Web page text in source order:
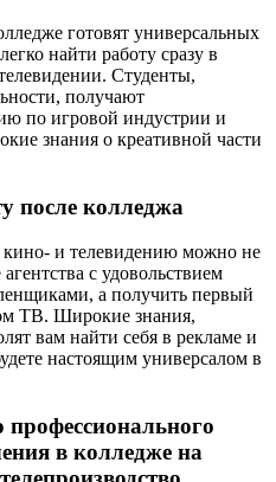
готовят универсальных
найти работу сразу в
Студенты,
получают
по игровой индустрии и
знания о креативной части
после колледжа
кино- и телевидению можно не
с удовольствием
а получить первый
ТВ. Широкие знания,
вам найти себя в рекламе и
настоящим универсалом в
в колледже на